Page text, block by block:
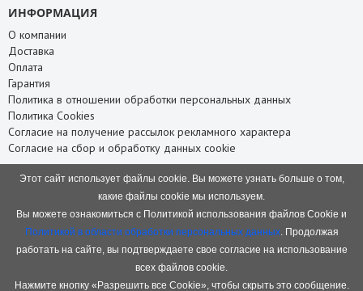
ИНФОРМАЦИЯ
О компании
Доставка
Оплата
Гарантия
Политика в отношении обработки персональных данных
Политика Cookies
Согласие на получение рассылок рекламного характера
Согласие на сбор и обработку данных cookie
Карта сайта
НАШИ КОНТАКТЫ
8 (8332) 75-66-88
baofeng.rf@gmail.com
Этот сайт использует файлы cookie. Вы можете узнать больше о том,
какие файлы cookie мы используем.
Вы можете ознакомиться с Политикой использования файлов Cookie и
Политикой в области обработки персональных данных. Продолжая
работать на сайте, вы подтверждаете свое согласие на использование
всех файлов cookie.
Нажмите кнопку «Разрешить все Cookie», чтобы скрыть это сообщение.